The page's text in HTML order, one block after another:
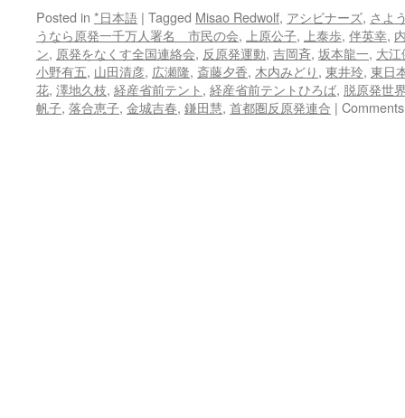
Posted in *日本語 | Tagged Misao Redwolf, アシビナーズ, さよ
うなら原発一千万人署名 市民の会, 上原公子, 上泰歩, 伴英幸,
ン, 原発をなくす全国連絡会, 反原発運動, 吉岡斉, 坂本龍一, 大
小野有五, 山田清彦, 広瀬隆, 斎藤夕香, 木内みどり, 東井玲, 東日
花, 澤地久枝, 経産省前テント, 経産省前テントひろば, 脱原発世
帆子, 落合恵子, 金城吉春, 鎌田慧, 首都圏反原発連合 |